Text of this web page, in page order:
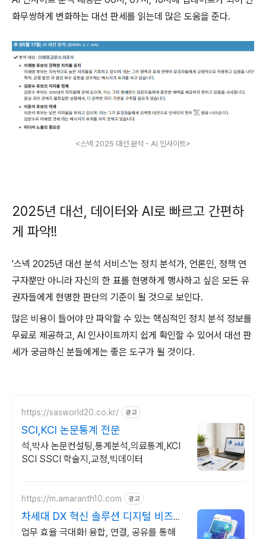
화무쌍하게 변화하는 대선 판세를 읽는데 많은 도움을 준다.
<스넥 2025 대선 분석 - AI 인사이트>
2025년 대선, 데이터와 AI로 빠르고 간편하
게 파악!!
'스넥 2025년 대선 분석 서비스'는 정치 분석가, 언론인, 정책 연
구자뿐만 아니라 자신의 한 표를 현명하게 행사하고 싶은 모든 유
권자들에게 현명한 판단의 기준이 될 것으로 보인다.
많은 비용이 들어야 만 파악할 수 있는 핵심적인 정치 분석 정보를
무료로 제공하고, AI 인사이트까지 쉽게 확인할 수 있어서 대선 판
세가 궁금하신 분들에게는 좋은 도구가 될 것이다.
https://sasworld20.co.kr/ 광고
SCI,KCI 논문통계 전문
석,박사 논문컨설팅,통계분석,의료통계,KCI
SCI SSCI 학술지,교정,빅데이터
https://m.amaranth10.com 광고
차세대 DX 혁신 솔루션 디지털 비즈니
스 플랫폼
업무 효율 극대화! 융합, 연결, 공유를 통해